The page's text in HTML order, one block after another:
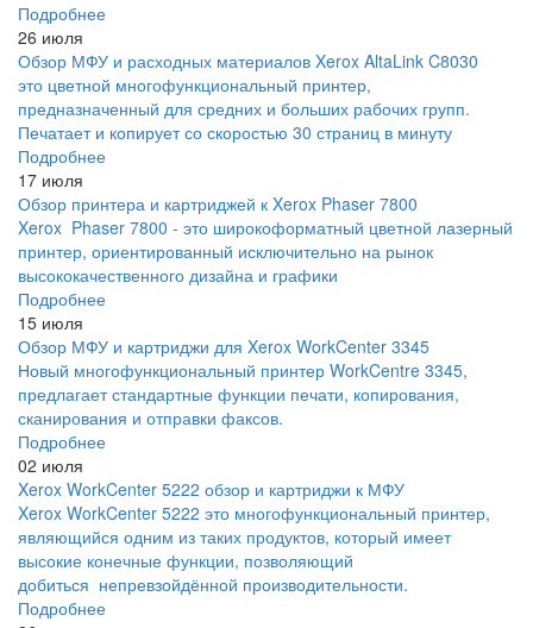
Подробнее
26 июля
Обзор МФУ и расходных материалов Xerox AltaLink C8030
это цветной многофункциональный принтер,
предназначенный для средних и больших рабочих групп.
Печатает и копирует со скоростью 30 страниц в минуту
Подробнее
17 июля
Обзор принтера и картриджей к Xerox Phaser 7800
Xerox Phaser 7800 - это широкоформатный цветной лазерный
принтер, ориентированный исключительно на рынок
высококачественного дизайна и графики
Подробнее
15 июля
Обзор МФУ и картриджи для Xerox WorkCenter 3345
Новый многофункциональный принтер WorkCentre 3345,
предлагает стандартные функции печати, копирования,
сканирования и отправки факсов.
Подробнее
02 июля
Xerox WorkCenter 5222 обзор и картриджи к МФУ
Xerox WorkCenter 5222 это многофункциональный принтер,
являющийся одним из таких продуктов, который имеет
высокие конечные функции, позволяющий
добиться непревзойдённой производительности.
Подробнее